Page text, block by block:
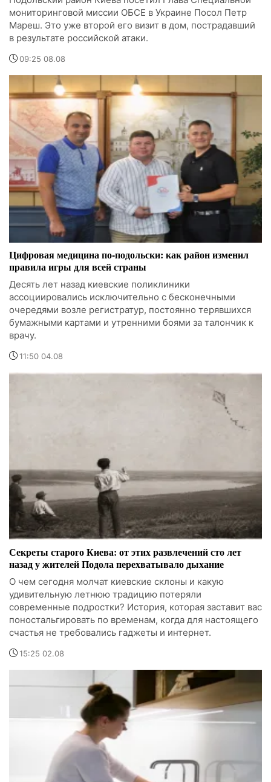
мониторинговой миссии ОБСЕ в Украине Посол Петр
Мареш. Это уже второй его визит в дом, пострадавший
в результате российской атаки.
09:25 08.08
Цифровая медицина по-подольски: как район изменил
правила игры для всей страны
Десять лет назад киевские поликлиники
ассоциировались исключительно с бесконечными
очередями возле регистратур, постоянно терявшихся
бумажными картами и утренними боями за талончик к
врачу.
11:50 04.08
Секреты старого Киева: от этих развлечений сто лет
назад у жителей Подола перехватывало дыхание
О чем сегодня молчат киевские склоны и какую
удивительную летнюю традицию потеряли
современные подростки? История, которая заставит вас
поностальгировать по временам, когда для настоящего
счастья не требовались гаджеты и интернет.
15:25 02.08